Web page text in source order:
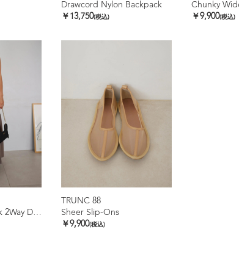
Drawcord Nylon Backpack
￥13,750(税込)
Chunky
￥9,900(税込)
Ice Touch Keyneck 2Way Dress
TRUNC 88
Sheer Slip-Ons
￥9,900(税込)